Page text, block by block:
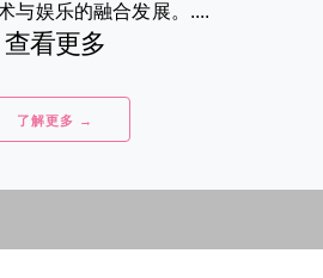
与娱乐的融合发展。....
查看更多
了解更多 →